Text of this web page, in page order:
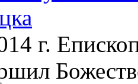
г.